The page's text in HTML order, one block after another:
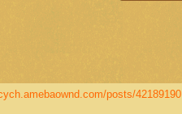
posts/42189190